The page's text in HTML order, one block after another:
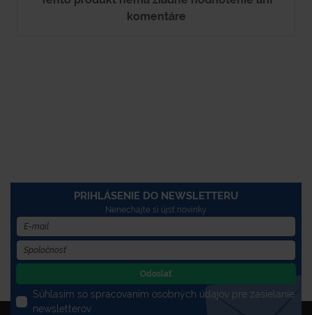
komentáre
PRIHLÁSENIE DO NEWSLETTERU
Nenechajte si újsť novinky
Odoslať
Súhlasím so spracovaním osobných údajov pre zasielanie
newsletterov